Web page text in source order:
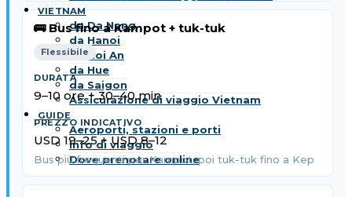
VIETNAM
da Da Nang
da Hanoi
da Hoi An
da Hue
da Saigon
Assicurazione di viaggio Vietnam
GUIDE
Aeroporti, stazioni e porti
Info di viaggio
Dove prenotare online
🚌 Bus fino a Kampot + tuk-tuk
Flessibile
9–10 ore + 30–40 min
USD 19–25 + USD 8–12
Bus più frequenti per Kampot; poi tuk-tuk fino a Kep